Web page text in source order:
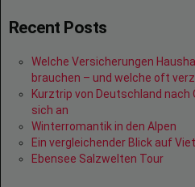
Recent Posts
Welche Versicherungen
brauchen – und welche oft
Kurztrip von Deutschland
sich an
Winterromantik in den Alpen
Ein vergleichender Blick auf
Ebensee Salzwelten Tour